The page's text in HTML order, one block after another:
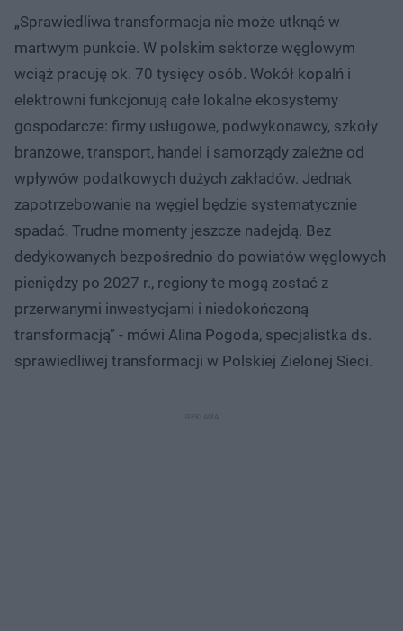
„Sprawiedliwa transformacja nie może utknąć w
martwym punkcie. W polskim sektorze węglowym
wciąż pracuję ok. 70 tysięcy osób. Wokół kopalń i
elektrowni funkcjonują całe lokalne ekosystemy
gospodarcze: firmy usługowe, podwykonawcy, szkoły
branżowe, transport, handel i samorządy zależne od
wpływów podatkowych dużych zakładów. Jednak
zapotrzebowanie na węgiel będzie systematycznie
spadać. Trudne momenty jeszcze nadejdą. Bez
dedykowanych bezpośrednio do powiatów węglowych
pieniędzy po 2027 r., regiony te mogą zostać z
przerwanymi inwestycjami i niedokończoną
transformacją” - mówi Alina Pogoda, specjalistka ds.
sprawiedliwej transformacji w Polskiej Zielonej Sieci.